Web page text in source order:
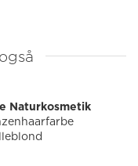
Naturkosmetik